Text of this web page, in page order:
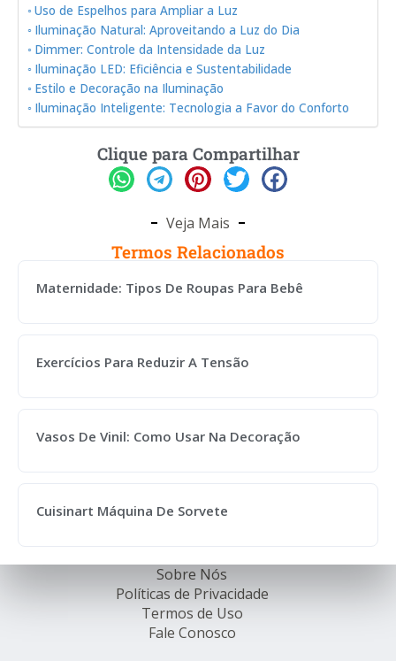
Uso de Espelhos para Ampliar a Luz
Iluminação Natural: Aproveitando a Luz do Dia
Dimmer: Controle da Intensidade da Luz
Iluminação LED: Eficiência e Sustentabilidade
Estilo e Decoração na Iluminação
Iluminação Inteligente: Tecnologia a Favor do Conforto
Clique para Compartilhar
Veja Mais
Termos Relacionados
Maternidade: Tipos De Roupas Para Bebê
Exercícios Para Reduzir A Tensão
Vasos De Vinil: Como Usar Na Decoração
Cuisinart Máquina De Sorvete
Sobre Nós
Políticas de Privacidade
Termos de Uso
Fale Conosco